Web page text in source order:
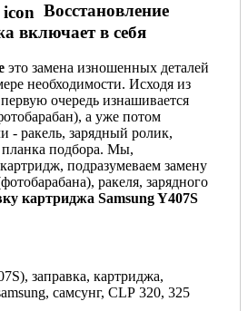
Восстановление
включает в себя
это замена изношенных деталей
необходимости. Исходя из
очередь изнашивается
а уже потом
- ракель, зарядный ролик,
подбора. Мы,
подразумеваем замену
ракеля, зарядного
картриджа Samsung Y407S
заправка, картриджа,
самсунг, CLP 320, 325